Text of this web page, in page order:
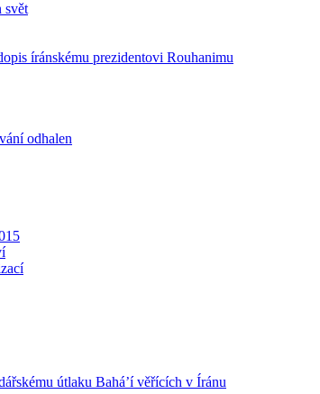
svět
íránskému prezidentovi Rouhanimu
odhalen
útlaku Bahá’í věřících v Íránu